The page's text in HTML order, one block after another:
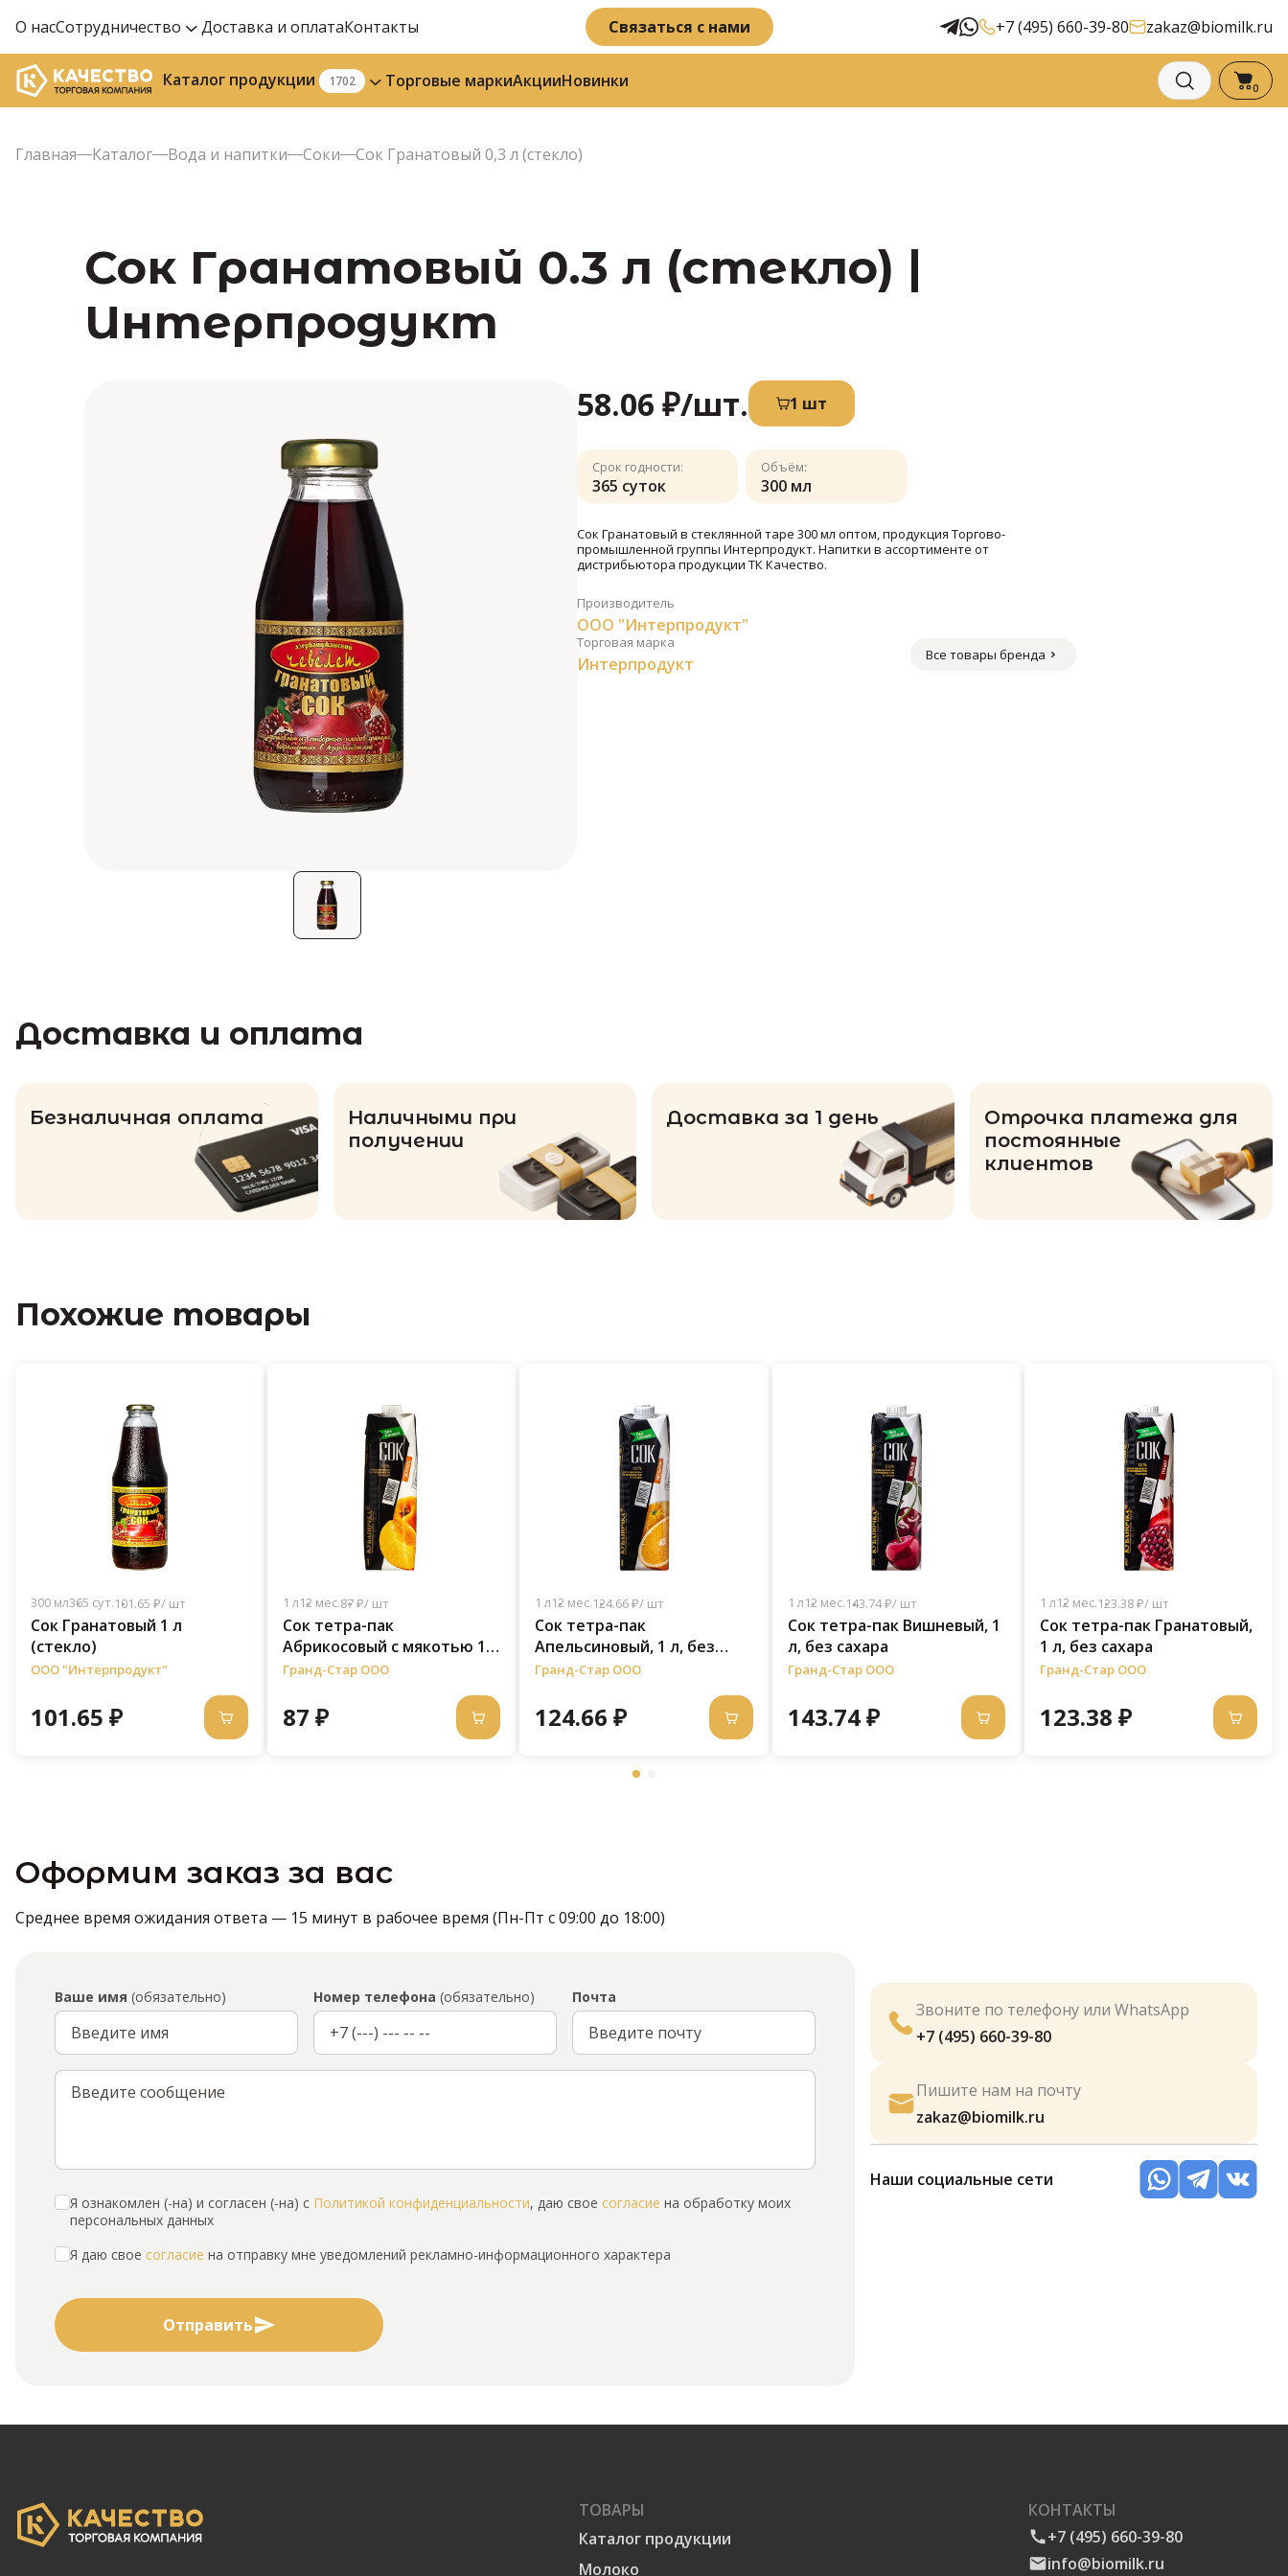
О насСотрудничество Доставка и оплатаКонтакты Связаться с нами +7 (495) 660-39-80 zakaz@biomilk.ru
Каталог продукции 1702 Торговые маркиАкцииНовинки 0
Главная Каталог Вода и напитки Соки Сок Гранатовый 0,3 л (стекло)
Сок Гранатовый 0.3 л (стекло) |
Интерпродукт
58.06 ₽/шт. 1 шт
Срок годности:
365 суток
Объём:
300 мл
Сок Гранатовый в стеклянной таре 300 мл оптом, продукция Торгово-
промышленной группы Интерпродукт. Напитки в ассортименте от
дистрибьютора продукции ТК Качество.
Производитель
ООО "Интерпродукт"
Торговая марка
Интерпродукт Все товары бренда
Доставка и оплата
Безналичная оплата
Наличными при
получении
Доставка за 1 день
Отрочка платежа для
постоянные
клиентов
Похожие товары
300 мл365 сут.101.65 ₽/ шт
Сок Гранатовый 1 л
(стекло)
ООО "Интерпродукт"
101.65 ₽
1 л12 мес.87 ₽/ шт
Сок тетра-пак
Абрикосовый с мякотью 1
л, без сахара
Гранд-Стар ООО
87 ₽
1 л12 мес.124.66 ₽/ шт
Сок тетра-пак
Апельсиновый, 1 л, без
сахара
Гранд-Стар ООО
124.66 ₽
1 л12 мес.143.74 ₽/ шт
Сок тетра-пак Вишневый, 1
л, без сахара
Гранд-Стар ООО
143.74 ₽
1 л12 мес.123.38 ₽/ шт
Сок тетра-пак Гранатовый,
1 л, без сахара
Гранд-Стар ООО
123.38 ₽
Оформим заказ за вас
Среднее время ожидания ответа — 15 минут в рабочее время (Пн-Пт с 09:00 до 18:00)
Ваше имя (обязательно) Номер телефона (обязательно) Почта
Я ознакомлен (-на) и согласен (-на) с Политикой конфиденциальности, даю свое согласие на обработку моих
персональных данных
Я даю свое согласие на отправку мне уведомлений рекламно-информационного характера
Отправить
Звоните по телефону или WhatsApp
+7 (495) 660-39-80
Пишите нам на почту
zakaz@biomilk.ru
Наши социальные сети
ТОВАРЫ
Каталог продукции
Молоко
КОНТАКТЫ
+7 (495) 660-39-80
info@biomilk.ru